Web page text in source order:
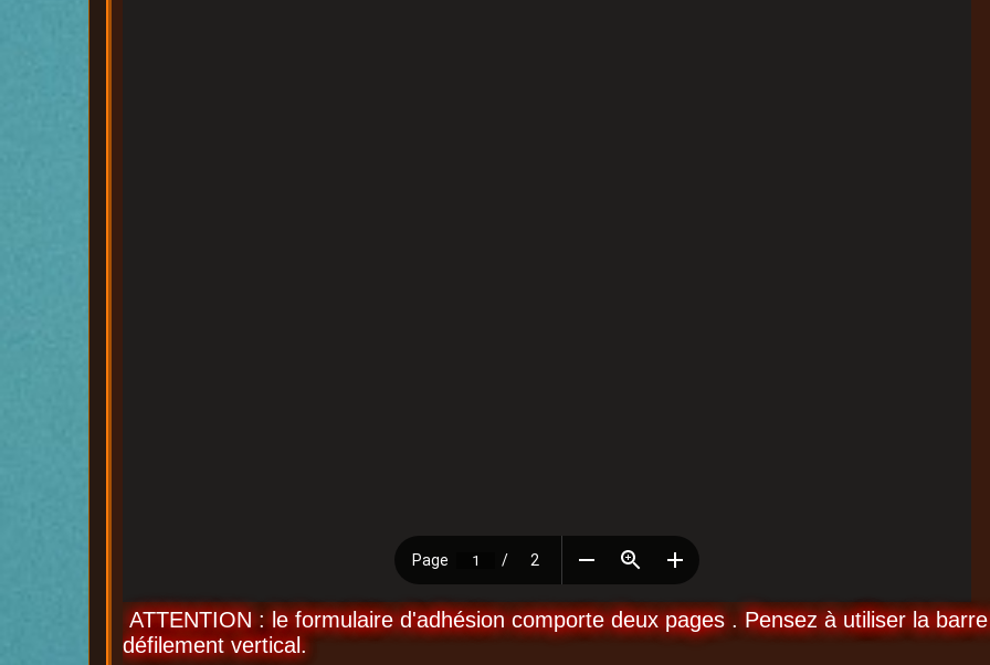
ATTENTION : le formulaire d'adhésion comporte deux pages . Pensez à utiliser la
défilement vertical.